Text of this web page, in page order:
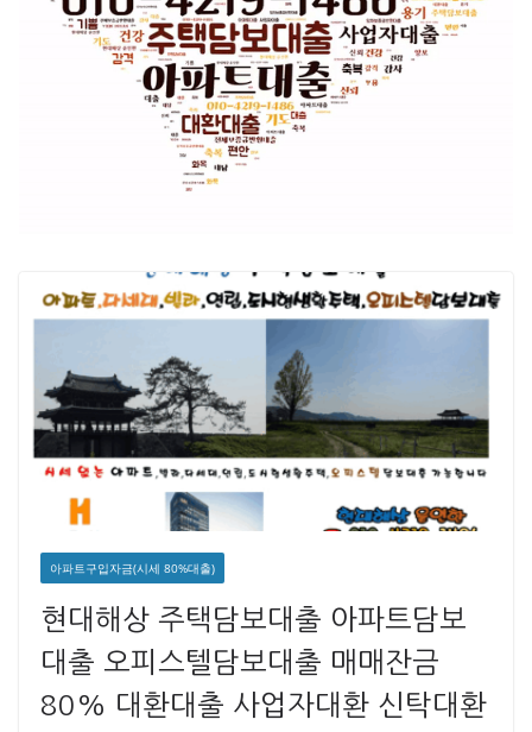
아파트구입자금(시세 80%대출)
현대해상 주택담보대출 아파트담보
대출 오피스텔담보대출 매매잔금
80% 대환대출 사업자대환 신탁대환